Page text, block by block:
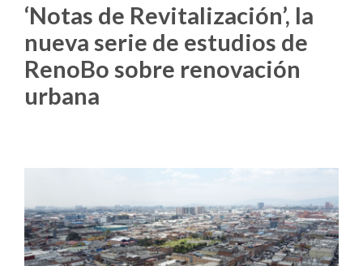
‘Notas de Revitalización’, la
nueva serie de estudios de
RenoBo sobre renovación
urbana